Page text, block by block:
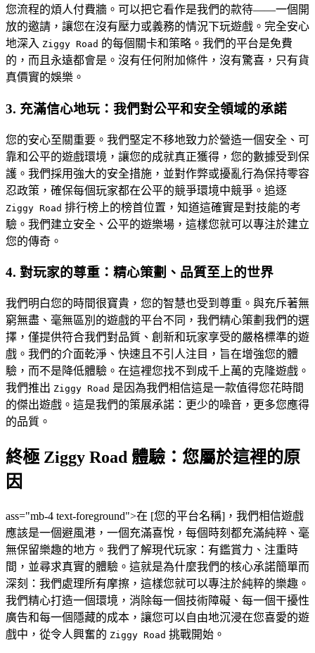
您流程的煩人付費牆。可以把它看作是我們的款待——一個開
放的邀請，讓您在沒有壓力或義務的情況下玩遊戲。完全安心
地深入 Ziggy Road 的每個關卡和策略。我們的平台是免費
的，而且永遠都會是。沒有任何附加條件，沒有驚喜，只有貨
真價實的娛樂。
3. 充滿信心地玩：我們對公平和安全領域的承諾
您的安心至關重要。我們堅定不移地致力於營造一個安全、可
靠和公平的遊戲環境，讓您的成就真正獲得，您的數據受到保
護。我們採用強大的安全措施，並對作弊或擾亂行為保持零容
忍政策，確保每個玩家都在公平的競爭環境中競爭。追逐
Ziggy Road 排行榜上的榜首位置，知道這確實是對技能的考
驗。我們建立安全、公平的遊樂場，這樣您就可以專注於建立
您的傳奇。
4. 對玩家的尊重：精心策劃、品質至上的世界
我們明白您的時間很寶貴，您的智慧也受到尊重。與充斥著無
窮無盡、毫無區別的遊戲的平台不同，我們精心策劃我們的選
擇，僅提供符合我們對品質、創新和玩家享受的嚴格標準的遊
戲。我們的介面乾淨、快速且不引人注目，旨在增強您的體
驗，而不是降低體驗。在這裡您找不到成千上萬的克隆遊戲。
我們推出 Ziggy Road 是因為我們相信這是一款值得您花時間
的傑出遊戲。這是我們的策展承諾：更少的噪音，更多您應得
的品質。
終極 Ziggy Road 體驗：您屬於這裡的原
因
ass="mb-4 text-foreground">在 [您的平台名稱]，我們相信遊戲
應該是一個避風港，一個充滿喜悅，每個時刻都充滿純粹、毫
無保留樂趣的地方。我們了解現代玩家：有鑑賞力、注重時
間，並尋求真實的體驗。這就是為什麼我們的核心承諾簡單而
深刻：我們處理所有摩擦，這樣您就可以專注於純粹的樂趣。
我們精心打造一個環境，消除每一個技術障礙、每一個干擾性
廣告和每一個隱藏的成本，讓您可以自由地沉浸在您喜愛的遊
戲中，從令人興奮的 Ziggy Road 挑戰開始。